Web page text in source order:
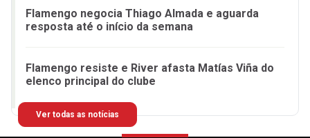
Flamengo negocia Thiago Almada e aguarda
resposta até o início da semana
Flamengo resiste e River afasta Matías Viña do
elenco principal do clube
Ver todas as notícias